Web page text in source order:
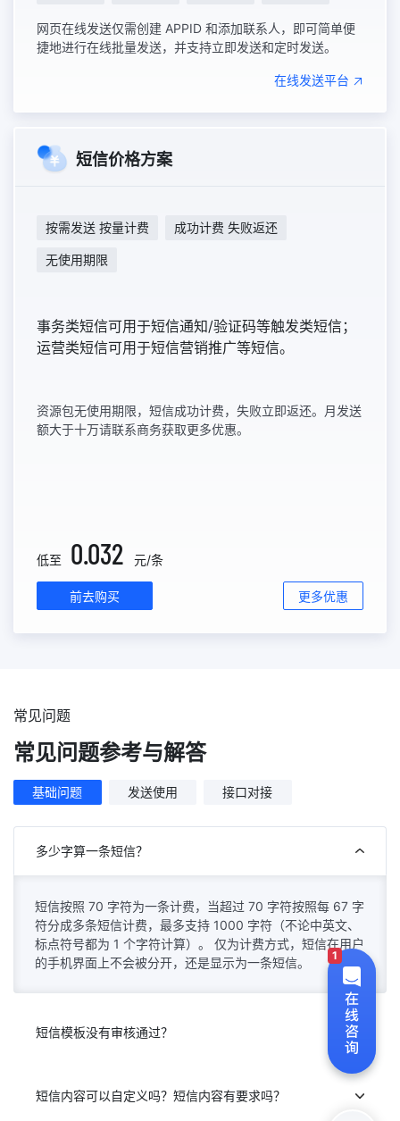
1
网页在线发送仅需创建 APPID 和添加联系人，即可简单便
捷地进行在线批量发送，并支持立即发送和定时发送。
在线发送平台
短信价格方案
按需发送 按量计费 成功计费 失败返还
无使用期限
事务类短信可用于短信通知/验证码等触发类短信；
运营类短信可用于短信营销推广等短信。
资源包无使用期限，短信成功计费，失败立即返还。月发送
额大于十万请联系商务获取更多优惠。
低至 0.032 元/条
前去购买 更多优惠
常见问题
常见问题参考与解答
基础问题 发送使用 接口对接
多少字算一条短信？
短信按照 70 字符为一条计费，当超过 70 字符按照每 67 字
符分成多条短信计费，最多支持 1000 字符（不论中英文、
标点符号都为 1 个字符计算）。 仅为计费方式，短信在用户
的手机界面上不会被分开，还是显示为一条短信。
短信模板没有审核通过？
短信内容可以自定义吗？短信内容有要求吗？